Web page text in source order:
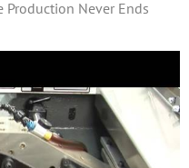
Production Never Ends